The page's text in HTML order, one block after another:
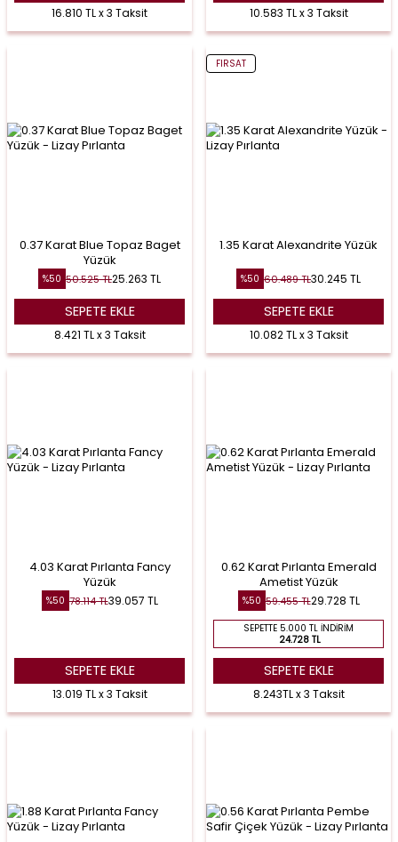
16.810 TL x 3 Taksit 10.583 TL x 3 Taksit
0.37 Karat Blue Topaz Baget
Yüzük
%50 50.525TL25.263 TL
SEPETE EKLE
8.421 TL x 3 Taksit
FIRSAT
1.35 Karat Alexandrite Yüzük
%50 60.489TL30.245 TL
SEPETE EKLE
10.082 TL x 3 Taksit
4.03 Karat Pırlanta Fancy
Yüzük
%50 78.114TL39.057 TL
SEPETE EKLE
13.019 TL x 3 Taksit
0.62 Karat Pırlanta Emerald
Ametist Yüzük
%50 59.455TL29.728 TL
SEPETTE 5.000 TL İNDIRIM
24.728 TL
SEPETE EKLE
8.243TL x 3 Taksit